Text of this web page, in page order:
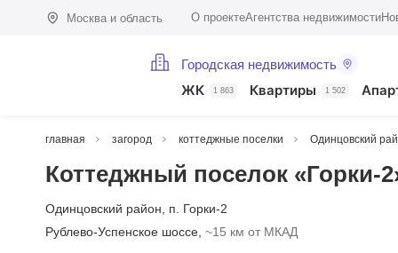
Москва и область О проектеАгентства недвижимости
Городская недвижимость
ЖК 1 863 Квартиры 1 502
главная загород коттеджные поселки Одинцовский
Коттеджный поселок «Горки-
Одинцовский район
п. Горки-2
Рублево-Успенское шоссе, ~15 км от МКАД